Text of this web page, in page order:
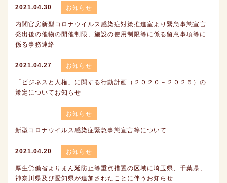
2021.04.30 お知らせ
内閣官房新型コロナウイルス感染症対策推進室より緊急事態宣言
発出後の催物の開催制限、施設の使用制限等に係る留意事項等に
係る事務連絡
2021.04.27 お知らせ
「ビジネスと人権」に関する行動計画（２０２０－２０２５）の
策定についてお知らせ
お知らせ
新型コロナウイルス感染症緊急事態宣言等について
2021.04.20 お知らせ
厚生労働省よりまん延防止等重点措置の区域に埼玉県、千葉県、
神奈川県及び愛知県が追加されたことに伴うお知らせ